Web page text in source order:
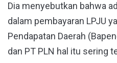
Dia menyebutkan bahwa
dalam pembayaran LPJU
Pendapatan Daerah
dan PT PLN hal itu sering